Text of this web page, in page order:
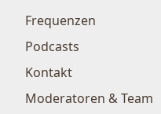
Frequenzen
Podcasts
Kontakt
Moderatoren & Team